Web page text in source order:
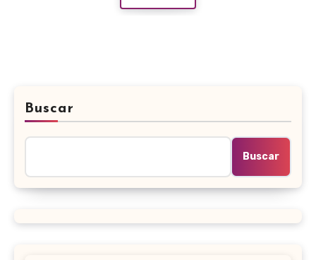
Buscar
Buscar